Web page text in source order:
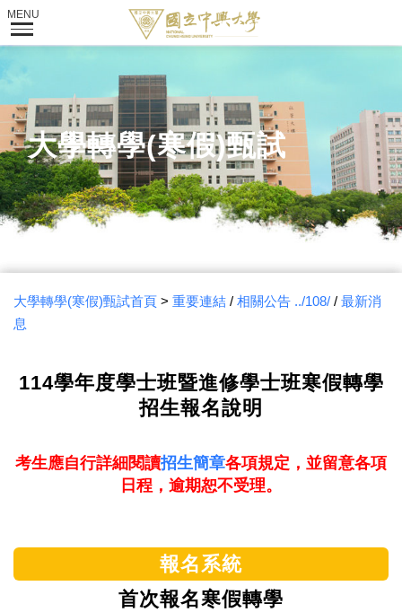
大學轉學(寒假)甄試
大學轉學(寒假)甄試首頁> 重要連結/ 相關公告 ../108// 最新消
息
114學年度學士班暨進修學士班寒假轉學
招生報名說明
考生應自行詳細閱讀招生簡章各項規定，並留意各項
日程，逾期恕不受理。
報名系統
首次報名寒假轉學